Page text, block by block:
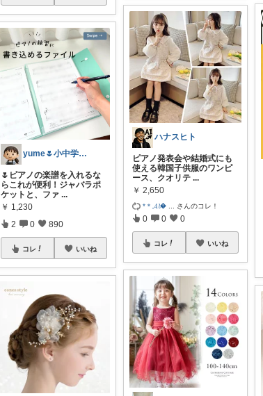
yume🌷小中学生ママ&家事グッズ
🌷ピアノの楽譜を入れるな
らこれが便利！ジャバラポ
ケットと、ファ ...
￥ 1,230
2 0 890
コレ いいね
ハナスヒト
ピアノ発表会や結婚式にも
使える韓国子供服のワンピ
ース、クオリテ ...
￥ 2,650
*＊𝓐𝓵 さんのコレ！
0 0 0
コレ いいね